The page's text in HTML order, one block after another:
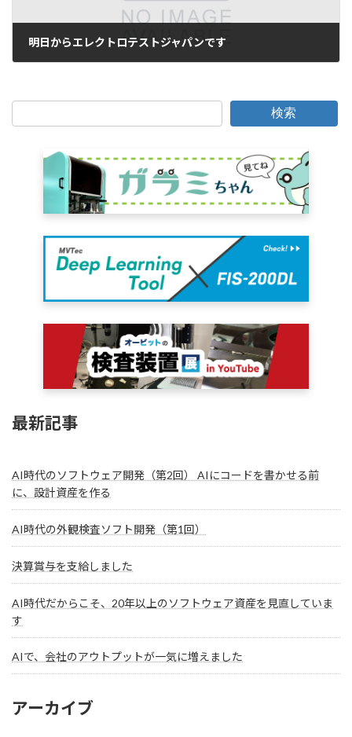
明日からエレクトロテストジャパンです
検索
最新記事
AI時代のソフトウェア開発（第2回） AIにコードを書かせる前
に、設計資産を作る
AI時代の外観検査ソフト開発（第1回）
決算賞与を支給しました
AI時代だからこそ、20年以上のソフトウェア資産を見直していま
す
AIで、会社のアウトプットが一気に増えました
アーカイブ